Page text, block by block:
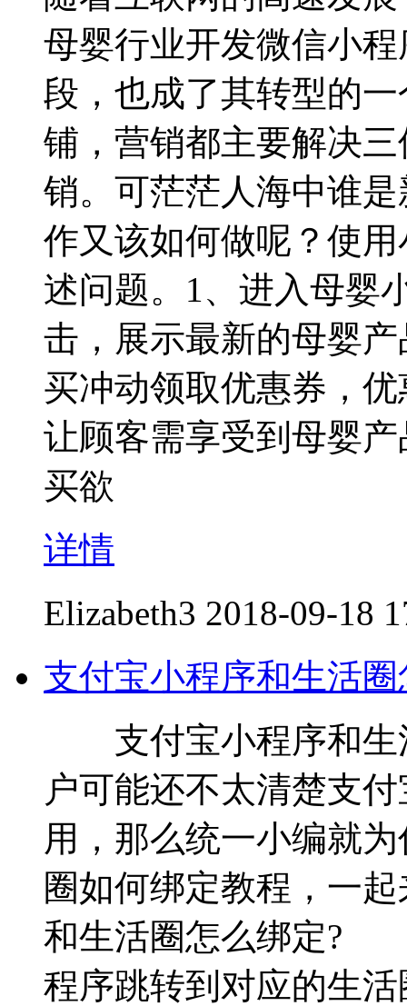
母婴行业开发微信小
段，也成了其转型的
铺，营销都主要解决
销。可茫茫人海中谁
作又该如何做呢？使
述问题。1、进入母婴
击，展示最新的母婴
买冲动领取优惠券，
让顾客需享受到母婴
买欲
详情
Elizabeth3 2018-09-18
支付宝小程序和生活
支付宝小程序和生
户可能还不太清楚支
用，那么统一小编就
圈如何绑定教程，一
和生活圈怎么绑定?
程序跳转到对应的生